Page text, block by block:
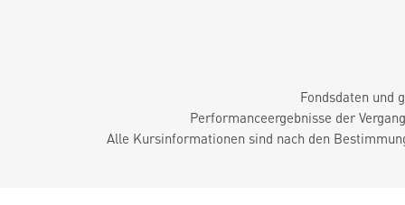
Fondsdaten und
Performanceergebnisse der
Alle Kursinformationen sind nach den